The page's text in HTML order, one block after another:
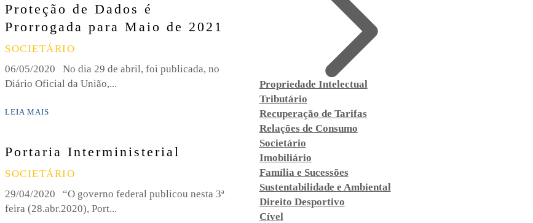
Proteção de Dados é
Prorrogada para Maio de 2021
SOCIETÁRIO
06/05/2020 No dia 29 de abril, foi publicada, no
Diário Oficial da União,...
LEIA MAIS
Portaria Interministerial
SOCIETÁRIO
29/04/2020 “O governo federal publicou nesta 3ª
feira (28.abr.2020), Port...
Propriedade Intelectual
Tributário
Recuperação de Tarifas
Relações de Consumo
Societário
Imobiliário
Família e Sucessões
Sustentabilidade e Ambiental
Direito Desportivo
Cível